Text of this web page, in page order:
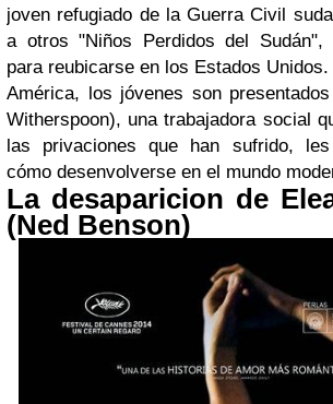
joven refugiado de la Guerra Civil
a otros "Niños Perdidos del Sudán",
para reubicarse en los Estados
América, los jóvenes son
Witherspoon), una trabajadora social
las privaciones que han sufrido,
cómo desenvolverse en el mundo
La desaparicion de
(Ned Benson)